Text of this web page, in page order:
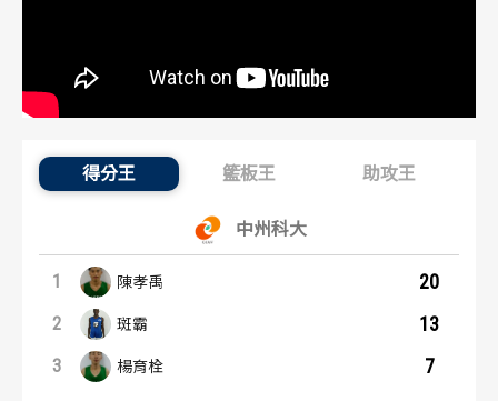
得分王 籃板王 助攻王
得分王：內容起點
中州科大
1 陳孝禹 20
2 斑霸 13
3 楊育栓 7